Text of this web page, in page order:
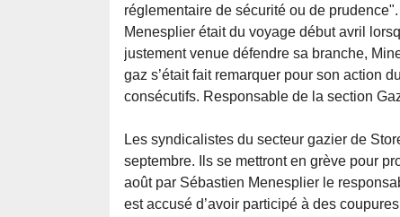
réglementaire de sécurité ou de
Menesplier était du voyage début avril
justement venue défendre sa branche,
gaz s’était fait remarquer pour son action
consécutifs. Responsable de la section
Les syndicalistes du secteur gazier de
septembre. Ils se mettront en grève pour
août par Sébastien Menesplier le
est accusé d’avoir participé à des